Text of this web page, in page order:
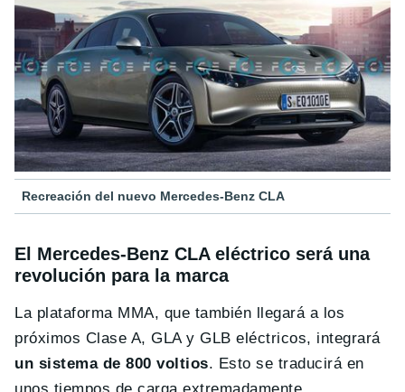
Recreación del nuevo Mercedes-Benz CLA
El Mercedes-Benz CLA eléctrico será una
revolución para la marca
La plataforma MMA, que también llegará a los
próximos Clase A, GLA y GLB eléctricos, integrará
un sistema de 800 voltios. Esto se traducirá en